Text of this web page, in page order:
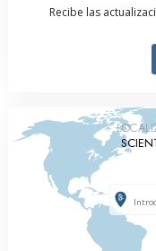
Recibe las